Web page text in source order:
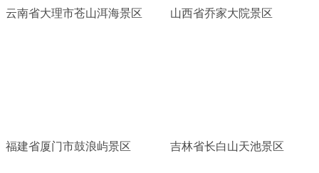
云南省大理市苍山洱海景区 山西省乔家大院景区
福建省厦门市鼓浪屿景区 吉林省长白山天池景区